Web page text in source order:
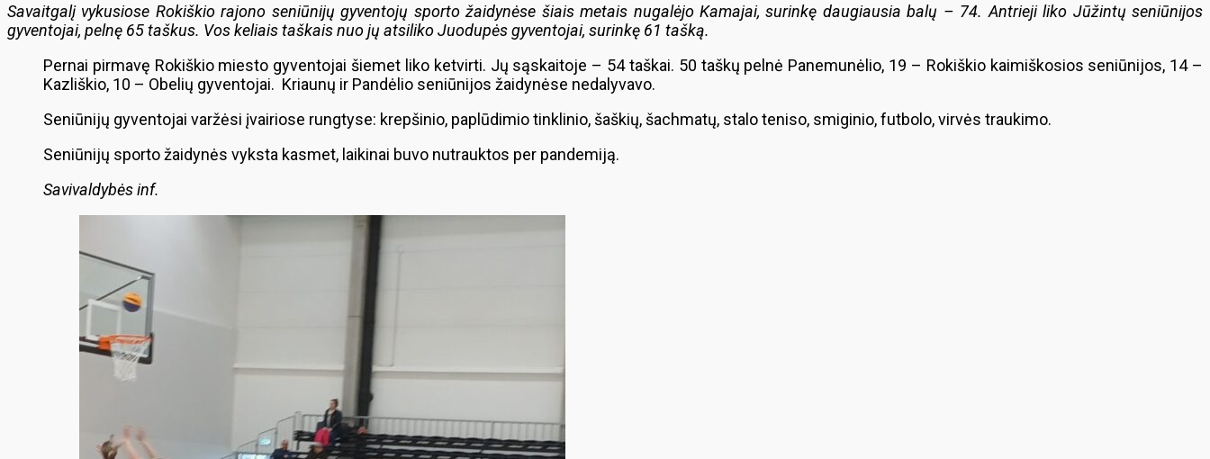
Savaitgalį vykusiose Rokiškio rajono seniūnijų gyventojų sporto žaidynėse šiais metais nugalėjo Kamajai, surinkę daugiausia balų – 74. Antrieji liko Jūžintų seniūnijos
gyventojai, pelnę 65 taškus. Vos keliais taškais nuo jų atsiliko Juodupės gyventojai, surinkę 61 tašką.
Pernai pirmavę Rokiškio miesto gyventojai šiemet liko ketvirti. Jų sąskaitoje – 54 taškai. 50 taškų pelnė Panemunėlio, 19 – Rokiškio kaimiškosios seniūnijos, 14 –
Kazliškio, 10 – Obelių gyventojai. Kriaunų ir Pandėlio seniūnijos žaidynėse nedalyvavo.
Seniūnijų gyventojai varžėsi įvairiose rungtyse: krepšinio, paplūdimio tinklinio, šaškių, šachmatų, stalo teniso, smiginio, futbolo, virvės traukimo.
Seniūnijų sporto žaidynės vyksta kasmet, laikinai buvo nutrauktos per pandemiją.
Savivaldybės inf.